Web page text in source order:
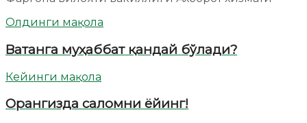
Олдинги мақола
Ватанга муҳаббат қандай бўлади?
Кейинги мақола
Орангизда саломни ёйинг!